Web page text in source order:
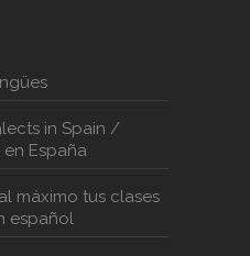
in Spain /
España
máximo tus clases
español